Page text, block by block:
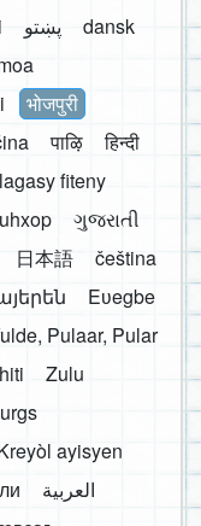
پښتو
dansk
भोजपुरी
पाऴि
हिन्दी
fiteny
ગુજરાતી
日本語
čeština
Eʋegbe
Pulaar, Pular
Zulu
ayisyen
العربية